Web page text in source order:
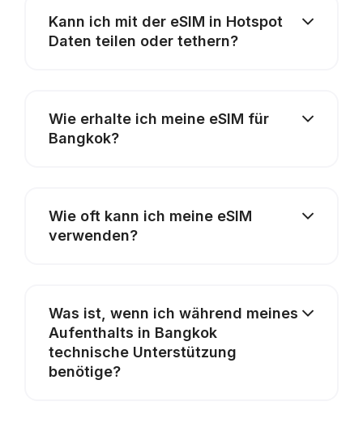
Kann ich mit der eSIM in Hotspot
Daten teilen oder tethern?
Wie erhalte ich meine eSIM für
Bangkok?
Wie oft kann ich meine eSIM
verwenden?
Was ist, wenn ich während meines
Aufenthalts in Bangkok
technische Unterstützung
benötige?